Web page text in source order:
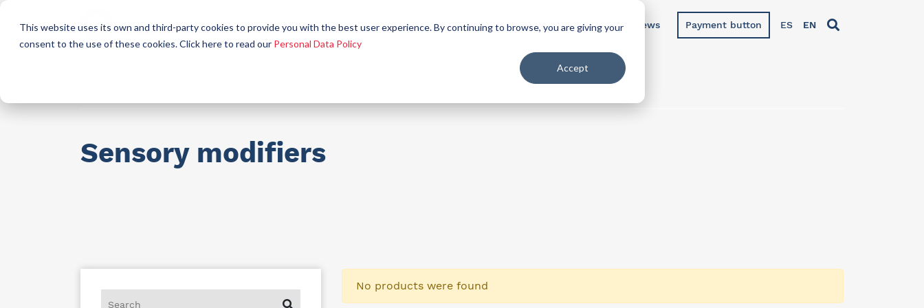
This website uses its own and third-party cookies to provide you with the best user experience. By continuing to browse, you are giving your
consent to the use of these cookies. Click here to read our Personal Data Policy
Accept
are
allies
markets
us
News Payment button ES EN
Sensory modifiers
No products were found